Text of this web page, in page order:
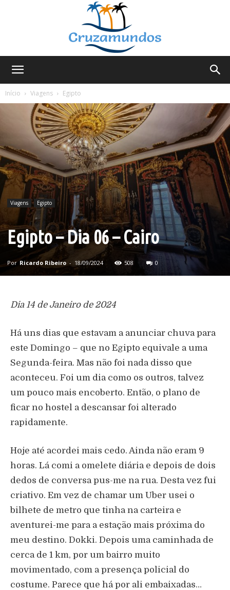
Início
Viagens Egipto
Viagens Egipto
Egipto – Dia 06 – Cairo
Por Ricardo Ribeiro - 18/09/2024 508 0
Dia 14 de Janeiro de 2024
Há uns dias que estavam a anunciar chuva para
este Domingo – que no Egipto equivale a uma
Segunda-feira. Mas não foi nada disso que
aconteceu. Foi um dia como os outros, talvez
um pouco mais encoberto. Então, o plano de
ficar no hostel a descansar foi alterado
rapidamente.
Hoje até acordei mais cedo. Ainda não eram 9
horas. Lá comi a omelete diária e depois de dois
dedos de conversa pus-me na rua. Desta vez fui
criativo. Em vez de chamar um Uber usei o
bilhete de metro que tinha na carteira e
aventurei-me para a estação mais próxima do
meu destino. Dokki. Depois uma caminhada de
cerca de 1 km, por um bairro muito
movimentado, com a presença policial do
costume. Parece que há por ali embaixadas…